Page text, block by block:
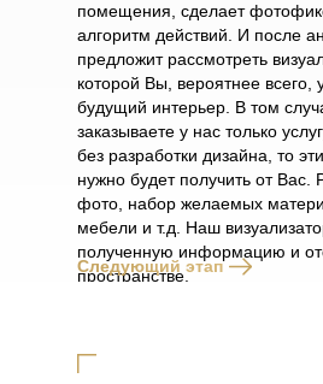
помещения, сделает
алгоритм действий. И после
предложит рассмотреть
которой Вы, вероятнее всего,
будущий интерьер. В том
заказываете у нас только
без разработки дизайна, то
нужно будет получить от Вас.
фото, набор желаемых
мебели и т.д. Наш
полученную информацию и
пространстве.
Следующий этап